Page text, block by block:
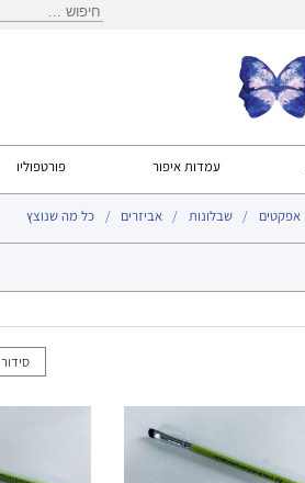
חיפוש:
אפקטים שבלונות אביזרים כל מה שנוצץ
עמדות איפור פורטפוליו